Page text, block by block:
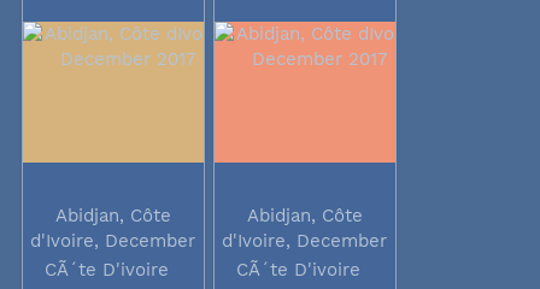
Abidjan, Côte
d'Ivoire, December
2017
CÃ´te D'ivoire
Abidjan, Côte
d'Ivoire, December
2017
CÃ´te D'ivoire